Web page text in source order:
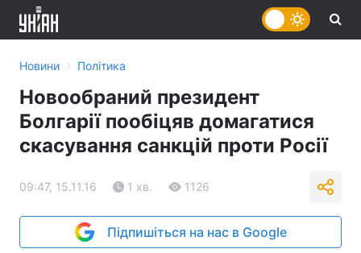
Новини › Політика
Новообраний президент
Болгарії пообіцяв домагатися
скасування санкцій проти Росії
09:47, 15.11.16 1 хв. 1126
Підпишіться на нас в Google